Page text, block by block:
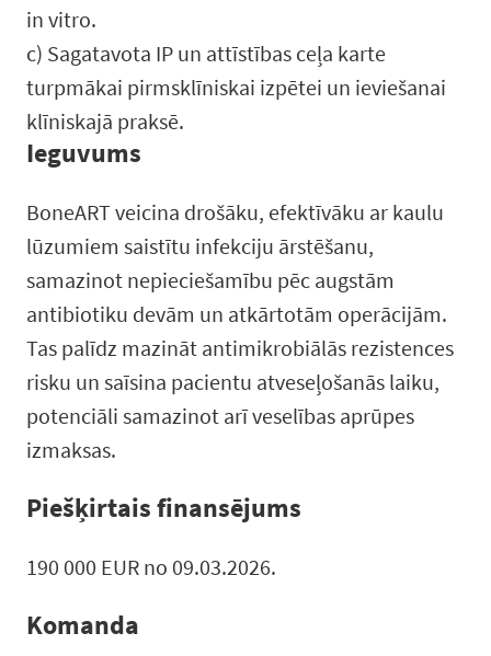
in vitro.
c) Sagatavota IP un attīstības ceļa karte
turpmākai pirmsklīniskai izpētei un ieviešanai
klīniskajā praksē.
Ieguvums
BoneART veicina drošāku, efektīvāku ar kaulu
lūzumiem saistītu infekciju ārstēšanu,
samazinot nepieciešamību pēc augstām
antibiotiku devām un atkārtotām operācijām.
Tas palīdz mazināt antimikrobiālās rezistences
risku un saīsina pacientu atveseļošanās laiku,
potenciāli samazinot arī veselības aprūpes
izmaksas.
Piešķirtais finansējums
190 000 EUR no 09.03.2026.
Komanda